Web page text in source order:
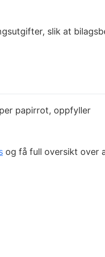
slik at
papirrot, oppfyller
og få full oversikt over